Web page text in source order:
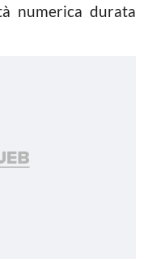
numerica durata